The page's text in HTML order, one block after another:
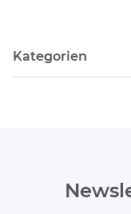
Kategorien